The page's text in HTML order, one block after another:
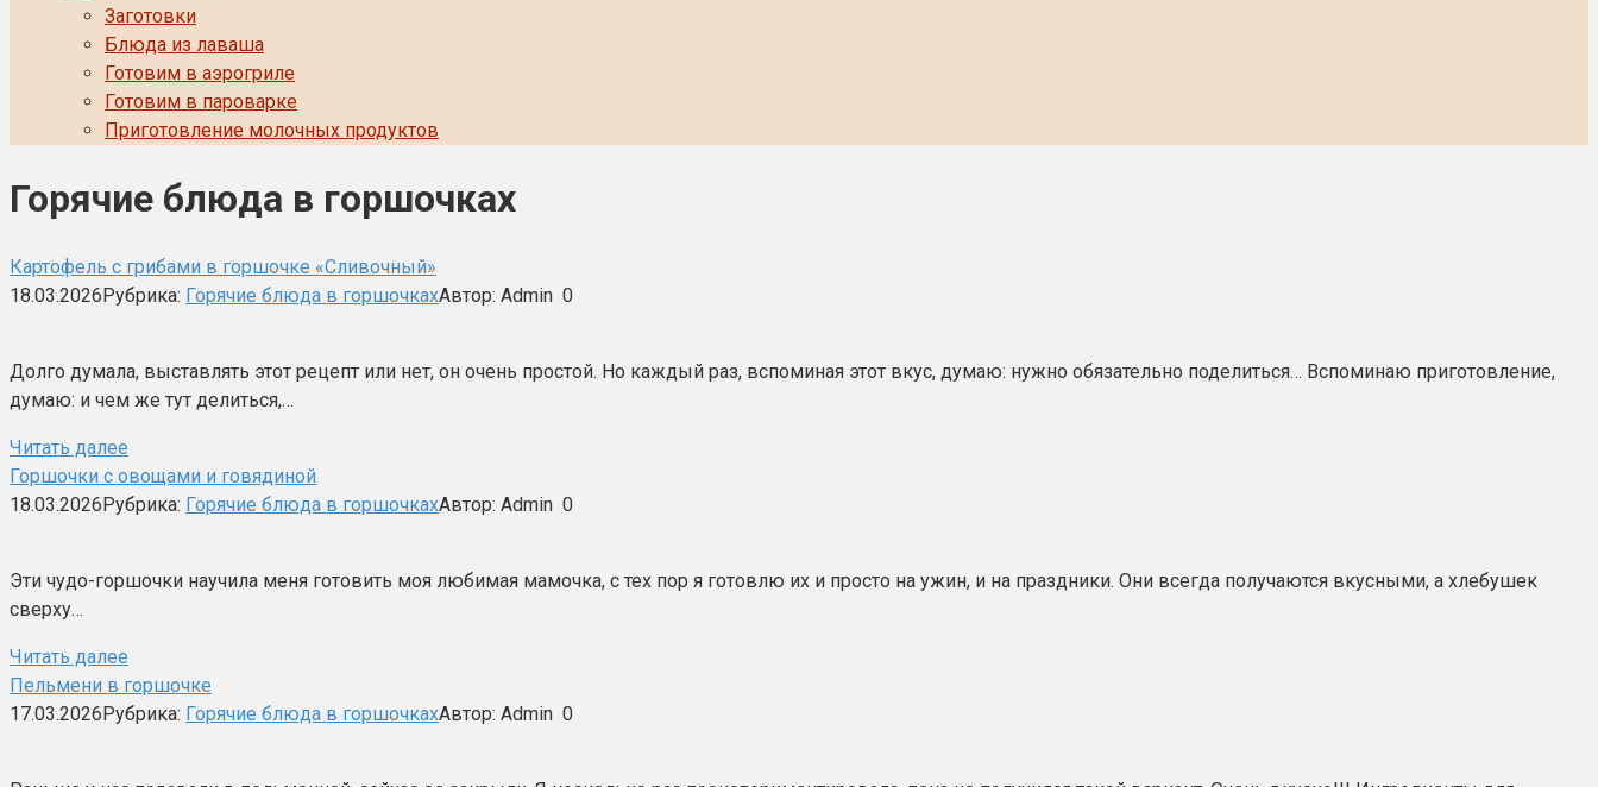
Заготовки
Блюда из лаваша
Готовим в аэрогриле
Готовим в пароварке
Приготовление молочных продуктов
Горячие блюда в горшочках
Картофель с грибами в горшочке «Сливочный»
18.03.2026Рубрика: Горячие блюда в горшочкахАвтор: Admin 0
Долго думала, выставлять этот рецепт или нет, он очень простой. Но каждый раз, вспоминая этот вкус, думаю: нужно обязательно поделиться… Вспоминаю приготовление,
думаю: и чем же тут делиться,…
Читать далее
Горшочки с овощами и говядиной
18.03.2026Рубрика: Горячие блюда в горшочкахАвтор: Admin 0
Эти чудо-горшочки научила меня готовить моя любимая мамочка, с тех пор я готовлю их и просто на ужин, и на праздники. Они всегда получаются вкусными, а хлебушек
сверху…
Читать далее
Пельмени в горшочке
17.03.2026Рубрика: Горячие блюда в горшочкахАвтор: Admin 0